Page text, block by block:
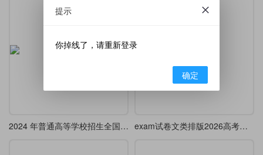
2024 年普通高等学校招生全国统一考试(全国甲卷) exam试卷文类排版2026高考数学试卷(卷1)A4-A3
提示
你掉线了，请重新登录
确定